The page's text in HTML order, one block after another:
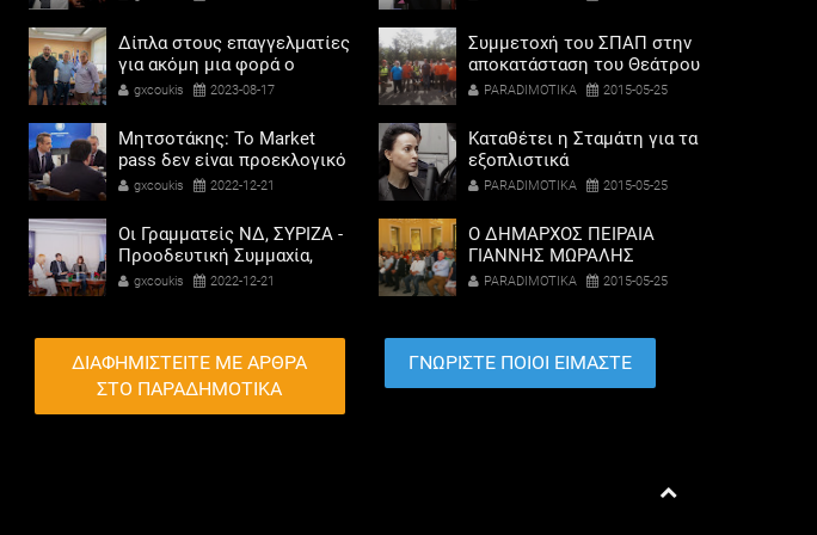
Δίπλα στους επαγγελματίες
για ακόμη μια φορά ο
Αντιδήμαρχος προσόδων
Καψοκόλης
gxcoukis 2023-08-17
Μητσοτάκης: Το Market
pass δεν είναι προεκλογικό
αντίδωρο - Ενοχλήθηκαν οι
gxcoukis 2022-12-21
Οι Γραμματείς ΝΔ, ΣΥΡΙΖΑ -
Προοδευτική Συμμαχία,
ΠΑΣΟΚ - Κίνημα Αλλαγής
πολιτική
gxcoukis 2022-12-21
ΔΙΑΦΗΜΙΣΤΕΙΤΕ ΜΕ ΑΡΘΡΑ
ΣΤΟ ΠΑΡΑΔΗΜΟΤΙΚΑ
Συμμετοχή του ΣΠΑΠ στην
αποκατάσταση του Θεάτρου
Ρεματιάς στο Χαλάνδρι
PARADIMOTIKA 2015-05-25
Καταθέτει η Σταμάτη για τα
εξοπλιστικά
PARADIMOTIKA 2015-05-25
Ο ΔΗΜΑΡΧΟΣ ΠΕΙΡΑΙΑ
ΓΙΑΝΝΗΣ ΜΩΡΑΛΗΣ
ΕΓΚΑΙΝΙΑΣΕ
PARADIMOTIKA 2015-05-25
ΓΝΩΡΙΣΤΕ ΠΟΙΟΙ ΕΙΜΑΣΤΕ